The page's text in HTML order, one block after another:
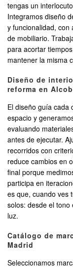
tengas un
Integramos diseño
y funcionalidad, con
de mobiliario.
para acortar
mantener la misma
Diseño de
reforma en
El diseño guía cada
espacio y
evaluando
antes de ejecutar.
recorridos con
reduce cambios en
final porque
participa en
es que, cuando ves
solos: desde el
luz.
Catálogo de
Madrid
Seleccionamos